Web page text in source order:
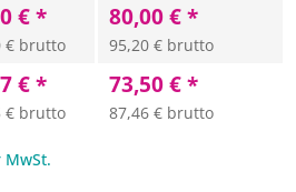
€ *
€ brutto
80,00 € *
95,20 € brutto
€ *
€ brutto
73,50 € *
87,46 € brutto